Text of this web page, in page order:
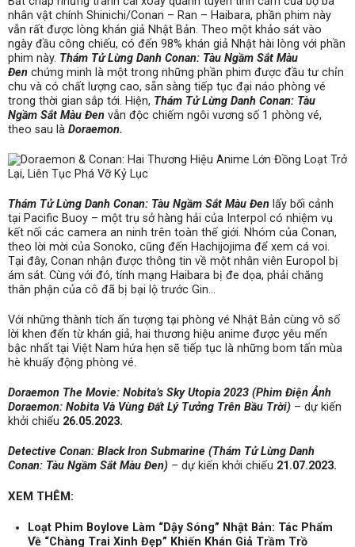
nhân vật chính Shinichi/Conan – Ran – Haibara, phần phim này
vẫn rất được lòng khán giả Nhật Bản. Theo một khảo sát vào
ngày đầu công chiếu, có đến 98% khán giả Nhật hài lòng với phần
phim này. Thám Tử Lừng Danh Conan: Tàu Ngầm Sắt Màu
Đen chứng minh là một trong những phần phim được đầu tư chỉn
chu và có chất lượng cao, sẵn sàng tiếp tục đại náo phòng vé
trong thời gian sắp tới. Hiện, Thám Tử Lừng Danh Conan: Tàu
Ngầm Sắt Màu Đen vẫn độc chiếm ngôi vương số 1 phòng vé,
theo sau là Doraemon.
Thám Tử Lừng Danh Conan: Tàu Ngầm Sắt Màu Đen lấy bối cảnh
tại Pacific Buoy – một trụ sở hàng hải của Interpol có nhiệm vụ
kết nối các camera an ninh trên toàn thế giới. Nhóm của Conan,
theo lời mời của Sonoko, cũng đến Hachijojima để xem cá voi.
Tại đây, Conan nhận được thông tin về một nhân viên Europol bị
ám sát. Cùng với đó, tính mạng Haibara bị đe dọa, phải chăng
thân phận của cô đã bị bại lộ trước Gin…
Với những thành tích ấn tượng tại phòng vé Nhật Bản cùng vô số
lời khen đến từ khán giả, hai thương hiệu anime được yêu mến
bậc nhất tại Việt Nam hứa hẹn sẽ tiếp tục là những bom tấn mùa
hè khuấy động phòng vé.
Doraemon The Movie: Nobita’s Sky Utopia 2023 (Phim Điện Ảnh
Doraemon: Nobita Và Vùng Đất Lý Tưởng Trên Bầu Trời) – dự kiến
khởi chiếu 26.05.2023.
Detective Conan: Black Iron Submarine (Thám Tử Lừng Danh
Conan: Tàu Ngầm Sắt Màu Đen) – dự kiến khởi chiếu 21.07.2023.
XEM THÊM:
Loạt Phim Boylove Làm “Dậy Sóng” Nhật Bản: Tác Phẩm
Về “Chàng Trai Xinh Đẹp” Khiến Khán Giả Trầm Trồ